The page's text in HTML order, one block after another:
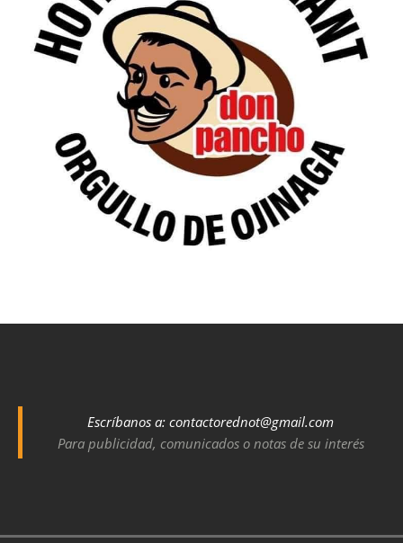
Escríbanos a: contactorednot@gmail.com
Para publicidad, comunicados o notas de su interés